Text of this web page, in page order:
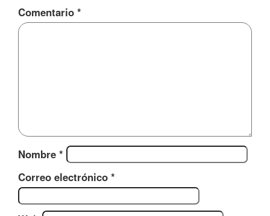
Comentario *
Nombre *
Correo electrónico *